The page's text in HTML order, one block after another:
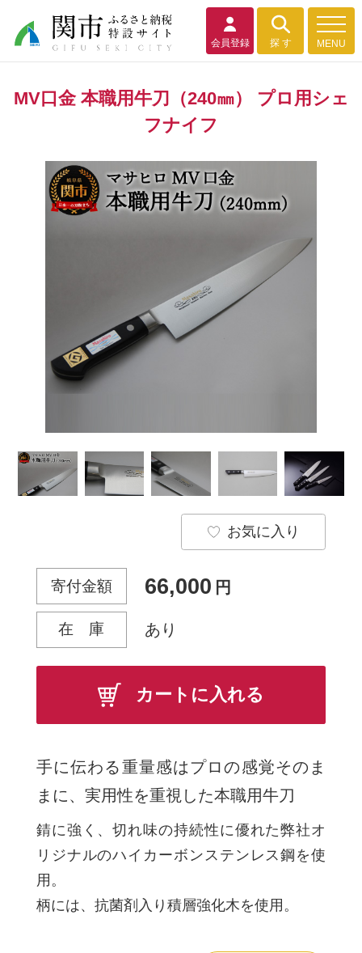
会員登録 探 す MENU
MV口金 本職用牛刀（240㎜） プロ用シェ
フナイフ
お気に入り
手に伝わる重量感はプロの感覚そのま
まに、実用性を重視した本職用牛刀
錆に強く、切れ味の持続性に優れた弊社オ
リジナルのハイカーボンステンレス鋼を使
用。
柄には、抗菌剤入り積層強化木を使用。
寄付金額 66,000 円
在 庫 あり
カートに入れる